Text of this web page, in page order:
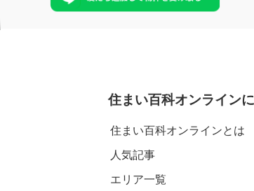
住まい百科オンライン
住まい百科オンラインとは
人気記事
エリア一覧